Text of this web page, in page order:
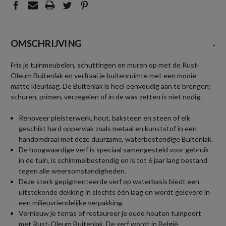
OMSCHRIJVING -
Fris je tuinmeubelen, schuttingen en muren op met de Rust-
Oleum Buitenlak en verfraai je buitenruimte met een mooie
matte kleurlaag. De Buitenlak is heel eenvoudig aan te brengen;
schuren, primen, verzegelen of in de was zetten is niet nodig.
Renoveer pleisterwerk, hout, baksteen en steen of elk
geschikt hard oppervlak zoals metaal en kunststof in een
handomdraai met deze duurzame, waterbestendige Buitenlak.
De hoogwaardige verf is speciaal samengesteld voor gebruik
in de tuin, is schimmelbestendig en is tot 6 jaar lang bestand
tegen alle weersomstandigheden.
Deze sterk gepigmenteerde verf op waterbasis biedt een
uitstekende dekking in slechts één laag en wordt geleverd in
een milieuvriendelijke verpakking.
Vernieuw je terras of restaureer je oude houten tuinpoort
met Rust-Oleum Buitenlak. De verf wordt in België